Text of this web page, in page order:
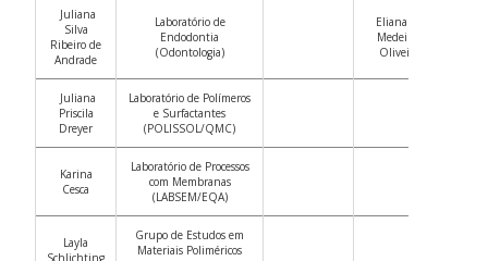
Juliana
Silva
Ribeiro de
Andrade
Laboratório de
Endodontia
(Odontologia)
Eliana de
Medeiros
Oliveira
Juliana
Priscila
Dreyer
Laboratório de Polímeros
e Surfactantes
(POLISSOL/QMC)
Karina
Cesca
Laboratório de Processos
com Membranas
(LABSEM/EQA)
Layla
Schlichting
Grupo de Estudos em
Materiais Poliméricos